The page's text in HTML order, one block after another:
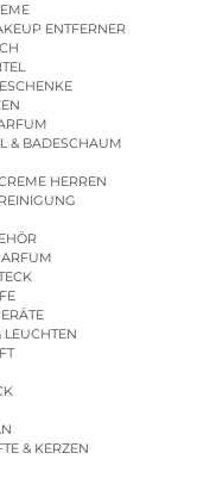
ENTFERNER
& BADESCHAUM
HERREN
& KERZEN